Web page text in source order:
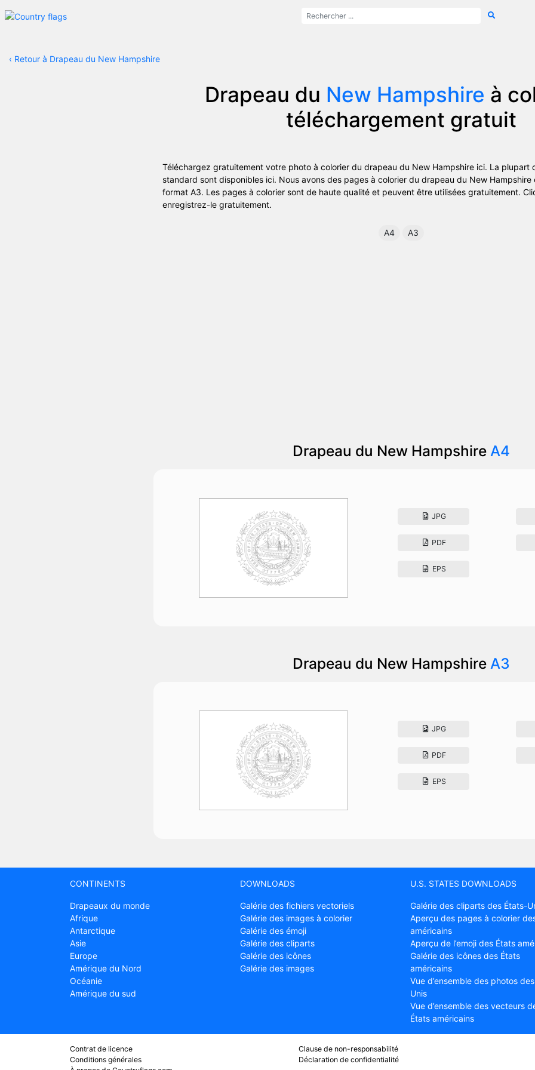
‹ Retour à Drapeau du New Hampshire
Drapeau du New Hampshire à
téléchargement gratuit
Téléchargez gratuitement votre photo à colorier du drapeau du New Hampshire ici. La plupart
standard sont disponibles ici. Nous avons des pages à colorier du drapeau du New Hampshire
format A3. Les pages à colorier sont de haute qualité et peuvent être utilisées gratuitement.
enregistrez-le gratuitement.
A4 A3
Drapeau du New Hampshire A4
JPG
PDF
EPS
Drapeau du New Hampshire A3
JPG
PDF
EPS
CONTINENTS
Drapeaux du monde
Afrique
Antarctique
Asie
Europe
Amérique du Nord
Océanie
Amérique du sud
DOWNLOADS
Galérie des fichiers vectoriels
Galérie des images à colorier
Galérie des émoji
Galérie des cliparts
Galérie des icônes
Galérie des images
U.S. STATES DOWNLOADS
Galérie des cliparts des États-
Aperçu des pages à colorier
américains
Aperçu de l’emoji des États
Galérie des icônes des États
américains
Vue d’ensemble des photos
Unis
Vue d’ensemble des vecteurs
États américains
Contrat de licence
Conditions générales
Clause de non-responsabilité
Déclaration de confidentialité